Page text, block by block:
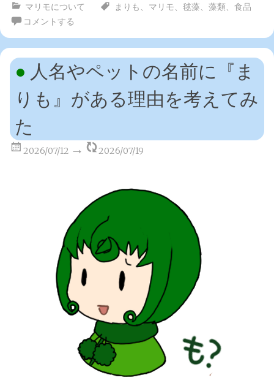
マリモについて まりも 、 マリモ、 毬藻、 藻類、 食品
コメントする
人名やペットの名前に『ま
りも』がある理由を考えてみ
た
2026/07/12 2026/07/19